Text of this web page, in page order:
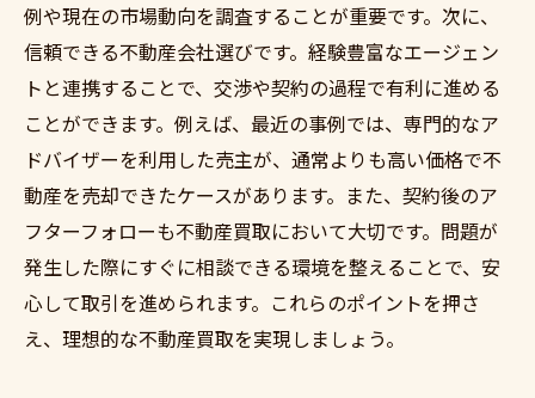
例や現在の市場動向を調査することが重要です。次に、
信頼できる不動産会社選びです。経験豊富なエージェン
トと連携することで、交渉や契約の過程で有利に進める
ことができます。例えば、最近の事例では、専門的なア
ドバイザーを利用した売主が、通常よりも高い価格で不
動産を売却できたケースがあります。また、契約後のア
フターフォローも不動産買取において大切です。問題が
発生した際にすぐに相談できる環境を整えることで、安
心して取引を進められます。これらのポイントを押さ
え、理想的な不動産買取を実現しましょう。